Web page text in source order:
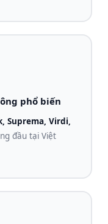
phổ biến
Suprema, Virdi,
đầu tại Việt